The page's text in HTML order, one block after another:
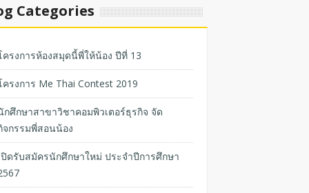
Categories
ครงการห้องสมุดนี้พี่ให้น้อง ปีที่ 13
ครงการ Me Thai Contest 2019
กศึกษาสาขาวิชาคอมพิวเตอร์ธุรกิจ จัด
จกรรมพี่สอนน้อง
ปิดรับสมัครนักศึกษาใหม่ ประจำปีการศึกษา